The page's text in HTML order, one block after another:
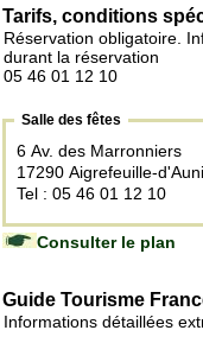
Tarifs, conditions
Réservation obligatoire.
durant la réservation
05 46 01 12 10
Salle des fêtes
6 Av. des Marronniers
17290 Aigrefeuille-
Tel : 05 46 01 12 10
Consulter le plan
Guide Tourisme
Informations détaillées